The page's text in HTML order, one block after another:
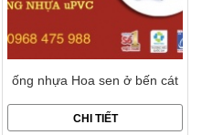
ống nhựa Hoa sen ở bến cát
CHI TIẾT